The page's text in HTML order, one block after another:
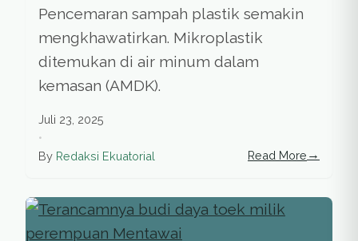
Pencemaran sampah plastik semakin
mengkhawatirkan. Mikroplastik
ditemukan di air minum dalam
kemasan (AMDK).
Juli 23, 2025
•
By Redaksi Ekuatorial Read More →